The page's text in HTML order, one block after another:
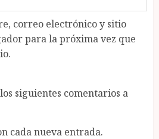
correo electrónico y sitio
para la próxima vez que
siguientes comentarios a
cada nueva entrada.